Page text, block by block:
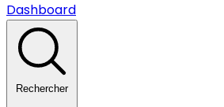
Dashboard
Rechercher